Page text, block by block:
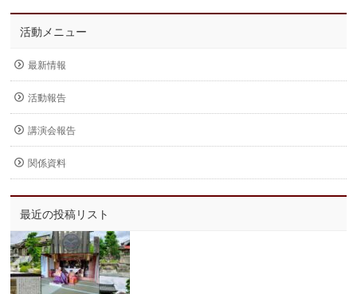
活動メニュー
最新情報
活動報告
講演会報告
関係資料
最近の投稿リスト